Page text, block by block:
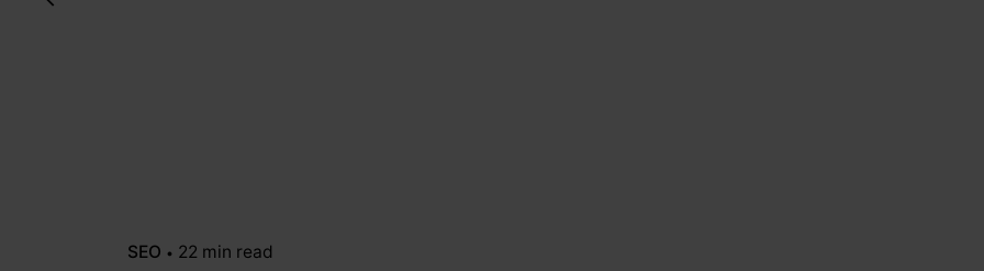
SEO 22 min read